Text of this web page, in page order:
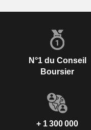
N°1 du Conseil
Boursier
+ 1 300 000